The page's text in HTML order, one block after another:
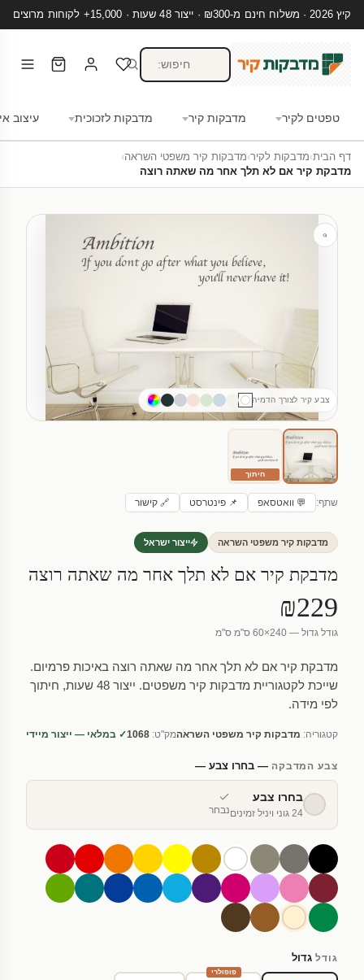
קיץ 2026 · משלוח חינם מ-₪300 · ייצור 48 שעות · 15,000+ לקוחות מרוצים
טפטים לקיר מדבקות קיר מדבקות לזכוכית עיצוב
דף הבית›מדבקות לקיר›מדבקות קיר משפטי השראה›
מדבקת קיר אם לא תלך אחר מה שאתה רוצה
צבע קיר לצורך הדמיה
חיתוך
שתף: 💬 וואטסאפ 📌 פינטרסט 🔗 קישור
מדבקות קיר משפטי השראה ייצור ישראל
מדבקת קיר אם לא תלך אחר מה שאתה רוצה
₪229
גודל גדול — 240×60 ס"מ ס"מ
מדבקת קיר אם לא תלך אחר מה שאתה רוצה באיכות פרמיום.
שייכת לקטגוריית מדבקות קיר משפטים. ייצור 48 שעות, חיתוך
לפי מידה.
קטגוריה: מדבקות קיר משפטי השראהמק"ט: 1068✓ במלאי — ייצור מיידי
צבע המדבקה— בחרו צבע —
בחרו צבע
24 גוני ויניל זמינים נבחר
גודל גדול
פופולרי